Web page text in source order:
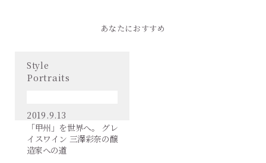
あなたにおすすめ
Style
Portraits
2019.9.13
「甲州」を世界へ。 グレ
イスワイン 三澤彩奈の醸
造家への道